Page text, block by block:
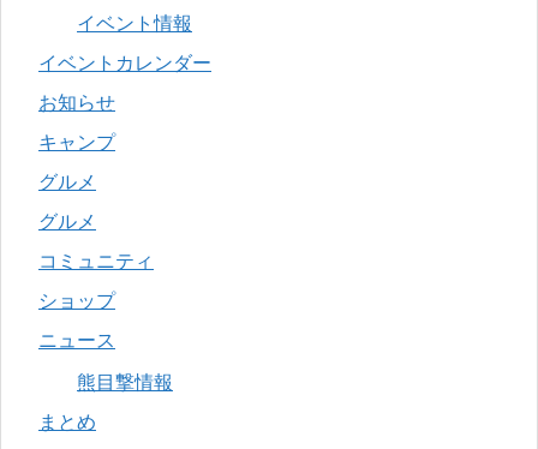
イベント情報
イベントカレンダー
お知らせ
キャンプ
グルメ
グルメ
コミュニティ
ショップ
ニュース
熊目撃情報
まとめ